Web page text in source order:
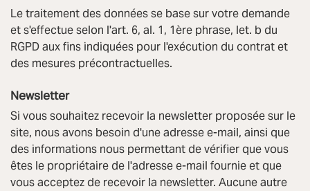
Le traitement des données se base sur votre demande
et s'effectue selon l'art. 6, al. 1, 1ère phrase, let. b du
RGPD aux fins indiquées pour l'exécution du contrat et
des mesures précontractuelles.
Newsletter
Si vous souhaitez recevoir la newsletter proposée sur le
site, nous avons besoin d'une adresse e-mail, ainsi que
des informations nous permettant de vérifier que vous
êtes le propriétaire de l'adresse e-mail fournie et que
vous acceptez de recevoir la newsletter. Aucune autre